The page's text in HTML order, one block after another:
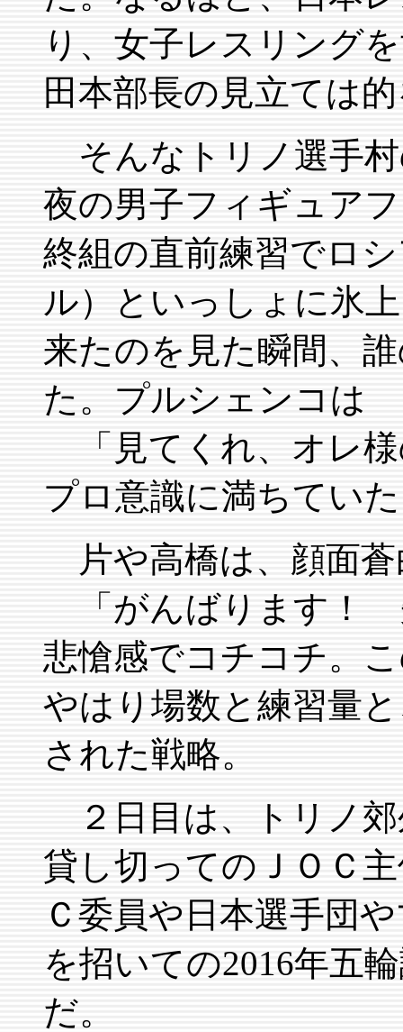
り、女子レスリング
田本部長の見立ては
そんなトリノ選手
夜の男子フィギュア
終組の直前練習でロ
ル）といっしょに氷
来たのを見た瞬間、
た。プルシェンコは
「見てくれ、オレ
プロ意識に満ちてい
片や高橋は、顔面蒼
「がんばります！
悲愴感でコチコチ。
やはり場数と練習量
された戦略。
２日目は、トリノ
貸し切ってのＪＯＣ
Ｃ委員や日本選手団
を招いての2016年五
だ。